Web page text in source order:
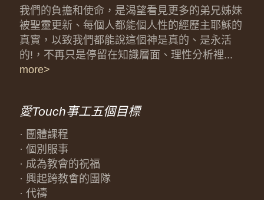
我們的負擔和使命，是渴望看見更多的弟兄姊妹
被聖靈更新、每個人都能個人性的經歷主耶穌的
真實，以致我們都能說這個神是真的、是永活
的!，不再只是停留在知識層面、理性分析裡...
more>
愛Touch事工五個目標
· 團體課程
· 個別服事
· 成為教會的祝福
· 興起跨教會的團隊
· 代禱